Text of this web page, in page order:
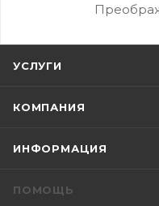
УСЛУГИ
КОМПАНИЯ
ИНФОРМАЦИЯ
ПОМОЩЬ